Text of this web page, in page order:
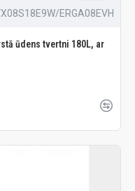
ERGA08EVH
ūdens tvertni 180L, ar